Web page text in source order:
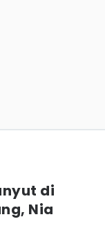
di
Nia